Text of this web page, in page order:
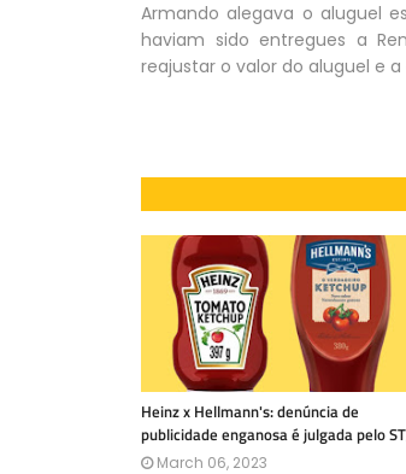
Armando alegava o aluguel
haviam sido entregues a
reajustar o valor do aluguel e
Heinz x Hellmann's: denúncia de
publicidade enganosa é julgada pelo
March 06, 2023